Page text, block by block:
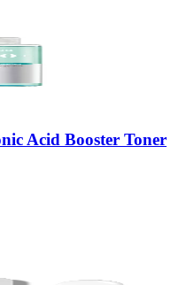
Acid Booster Toner